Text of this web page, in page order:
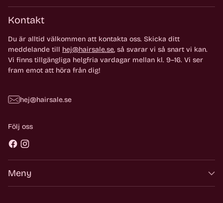
Kontakt
Du är alltid välkommen att kontakta oss. Skicka ditt
meddelande till hej@hairsale.se, så svarar vi så snart vi kan.
Vi finns tillgängliga helgfria vardagar mellan kl. 9–16. Vi ser
fram emot att höra från dig!
hej@hairsale.se
Följ oss
Meny